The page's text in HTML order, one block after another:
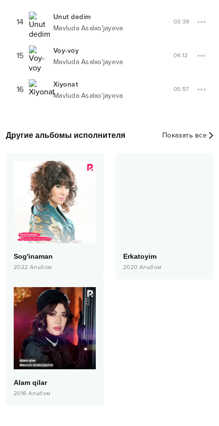
14
Unut dedim
Mavluda Asalxo'jayeva
03:39
15
Voy-voy
Mavluda Asalxo'jayeva
04:12
16
Xiyonat
Mavluda Asalxo'jayeva
05:57
Другие альбомы исполнителя Показать все
Sog'inaman
2022 Альбом
Erkatoyim
2020 Альбом
Alam qilar
2016 Альбом